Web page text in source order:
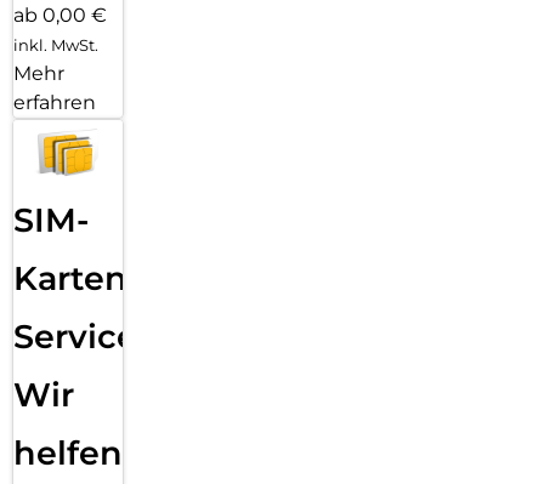
ab 0,00 €
inkl. MwSt.
Mehr
erfahren
SIM-
Karten
Service:
Wir
helfen